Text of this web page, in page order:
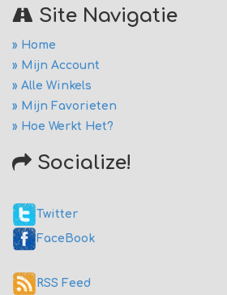
Site Navigatie
» Home
» Mijn Account
» Alle Winkels
» Mijn Favorieten
» Hoe Werkt Het?
Socialize!
Twitter
FaceBook
RSS Feed